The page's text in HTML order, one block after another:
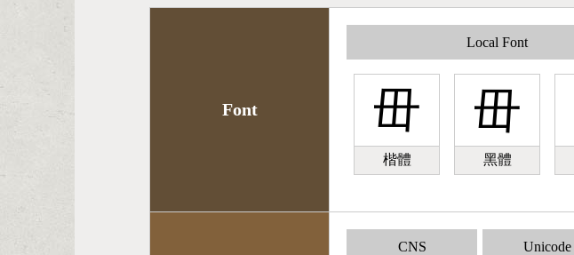
Font
Local Font
毌
楷體
毌
黑體
CNS Unicode